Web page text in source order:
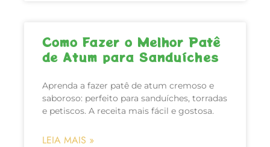
Como Fazer o Melhor Patê
de Atum para Sanduíches
Aprenda a fazer patê de atum cremoso e
saboroso: perfeito para sanduíches, torradas
e petiscos. A receita mais fácil e gostosa.
LEIA MAIS »